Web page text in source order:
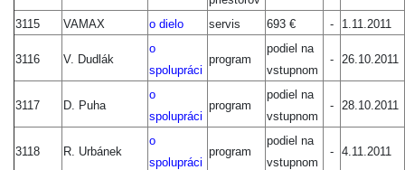
3115 VAMAX o dielo servis 693 € - 1.11.2011
3116 V. Dudlák
o
spolupráci
program
podiel na
vstupnom
- 26.10.2011
3117 D. Puha
o
spolupráci
program
podiel na
vstupnom
- 28.10.2011
3118 R. Urbánek
o
spolupráci
program
podiel na
vstupnom
- 4.11.2011